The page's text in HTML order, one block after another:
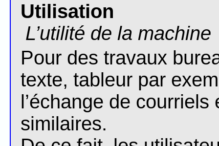
Utilisation
L’utilité de la machine
Pour des travaux
texte, tableur par
l’échange de
similaires.